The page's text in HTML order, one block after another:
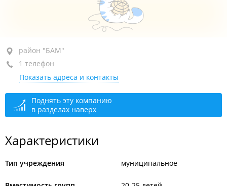
район "БАМ", ул. Иртышская, 26Б
+7 (423) 236-58-33
сегодня закрыто
район "БАМ"
1 телефон
Показать адреса и контакты
Поднять эту компанию
в разделах наверх
Характеристики
Тип учреждения муниципальное